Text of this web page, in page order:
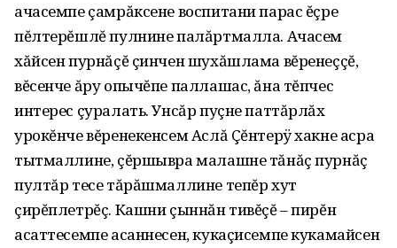
ачасемпе çамрăксене воспитани парас ĕçре
пĕлтерĕшлĕ пулнине палăртмалла. Ачасем
хăйсен пурнăçĕ çинчен шухăшлама вĕренеççĕ‚
вĕсенче ăру опычĕпе паллашас‚ ăна тĕпчес
интерес çуралать. Унсăр пуçне паттăрлăх
урокĕнче вĕренекенсем Аслă Çĕнтерÿ хакне асра
тытмаллине‚ çĕршывра малашне тăнăç пурнăç
пултăр тесе тăрăшмаллине тепĕр хут
çирĕплетрĕç. Кашни çыннăн тивĕçĕ – пирĕн
асаттесемпе асаннесен, кукаçисемпе кукамайсен